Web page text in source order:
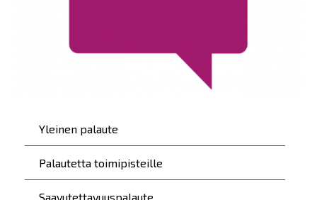
Päävalikko
Yleinen palaute
Palautetta toimipisteille
Saavutettavuuspalaute